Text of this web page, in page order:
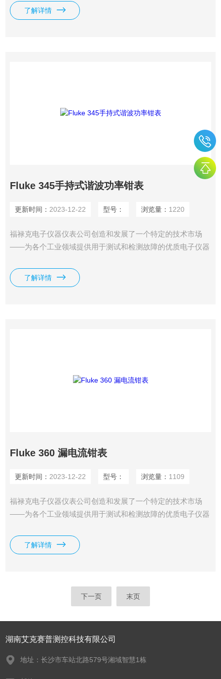
办公区、或设施，都可成为福禄克产品的潜在用户。从工业控
制系统的安装调试到过程仪表的校验维护，从实验室精密测量
了解详情
Fluke 345手持式谐波功率钳表
更新时间： 2023-12-22 型号： 浏览量： 1220
福禄克电子仪器仪表公司创造和发展了一个特定的技术市场
——为各个工业领域提供用于测试和检测故障的优质电子仪器
办公区、或设施，都可成为福禄克产品的潜在用户。从工业控
制系统的安装调试到过程仪表的校验维护，从实验室精密测量
了解详情
Fluke 360 漏电流钳表
更新时间： 2023-12-22 型号： 浏览量： 1109
福禄克电子仪器仪表公司创造和发展了一个特定的技术市场
——为各个工业领域提供用于测试和检测故障的优质电子仪器
办公区、或设施，都可成为福禄克产品的潜在用户。从工业控
制系统的安装调试到过程仪表的校验维护，从实验室精密测量
了解详情
下一页 末页
湖南艾克赛普测控科技有限公司
地址：长沙市车站北路579号湘域智慧1栋